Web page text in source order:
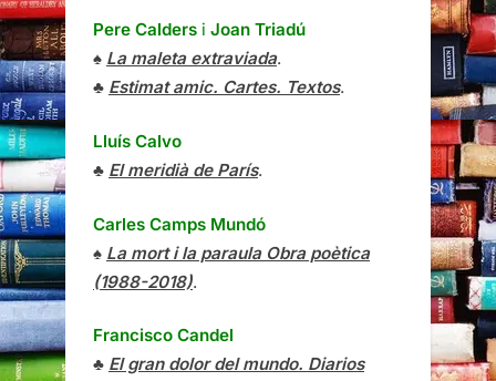
Pere Calders i Joan Triadú
♠ La maleta extraviada.
♣ Estimat amic. Cartes. Textos.
Lluís Calvo
♣ El meridià de París.
Carles Camps Mundó
♠ La mort i la paraula Obra poètica
(1988-2018).
Francisco Candel
♣ El gran dolor del mundo. Diarios